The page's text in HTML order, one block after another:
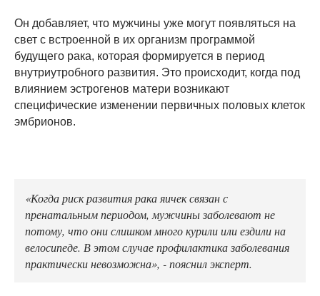
Он добавляет, что мужчины уже могут появляться на
свет с встроенной в их организм программой
будущего рака, которая формируется в период
внутриутробного развития. Это происходит, когда под
влиянием эстрогенов матери возникают
специфические изменении первичных половых клеток
эмбрионов.
«Когда риск развития рака яичек связан с
пренатальным периодом, мужчины заболевают не
потому, что они слишком много курили или ездили на
велосипеде. В этом случае профилактика заболевания
практически невозможна», - пояснил эксперт.